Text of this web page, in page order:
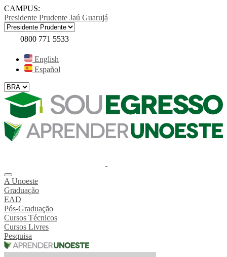
CAMPUS:
Presidente Prudente Jaú Guarujá
0800 771 5533
English
Español
A Unoeste
Graduação
EAD
Pós-Graduação
Cursos Técnicos
Cursos Livres
Pesquisa